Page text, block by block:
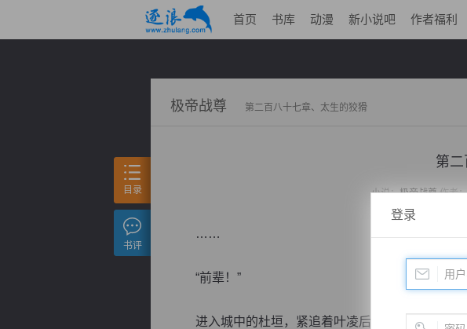
首页 书库 动漫 新小说吧 作者福利
极帝战尊 第二百八十七章、太生的狡猾
第
小说：极帝战尊作者：
……
“前辈！”
进入城中的杜垣，紧追着叶凌后方，叶凌健步如
目录
书评
登录